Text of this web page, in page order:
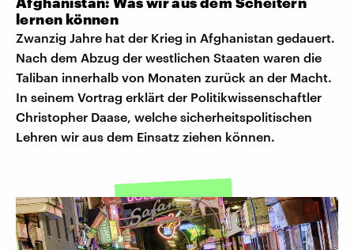
lernen können
Zwanzig Jahre hat der Krieg in Afghanistan gedauert.
Nach dem Abzug der westlichen Staaten waren die
Taliban innerhalb von Monaten zurück an der Macht.
In seinem Vortrag erklärt der Politikwissenschaftler
Christopher Daase, welche sicherheitspolitischen
Lehren wir aus dem Einsatz ziehen können.